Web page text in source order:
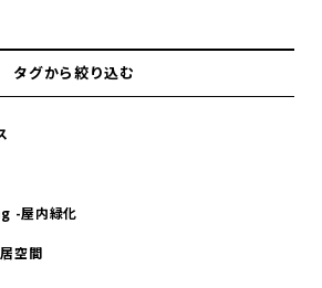
タグから絞り込む
-屋内緑化
空間